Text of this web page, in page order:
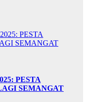
PESTA
SEMANGAT